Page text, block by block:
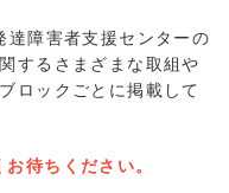
障害者支援センターの
するさまざまな取組や
ロックごとに掲載して
待ちください。